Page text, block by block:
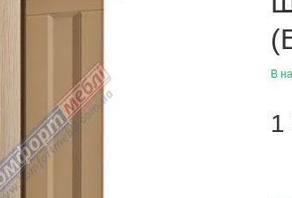
В
1